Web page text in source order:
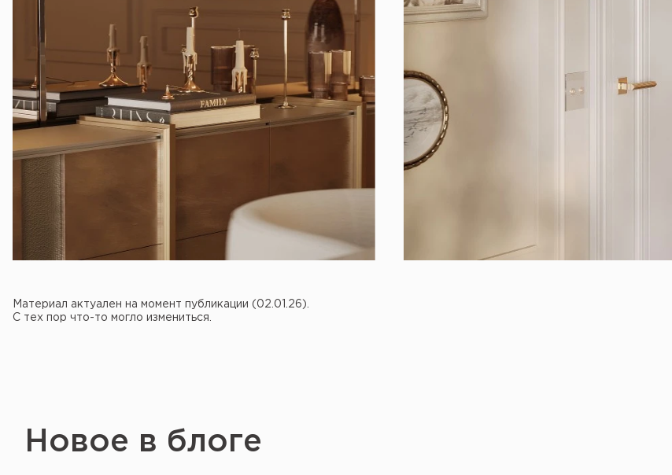
Материал актуален на момент публикации (02.01.26).
С тех пор что-то могло измениться.
Новое в блоге